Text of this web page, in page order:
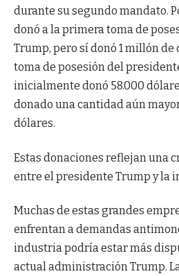
durante su segundo mandato.
donó a la primera toma de
Trump, pero sí donó 1 millón de
toma de posesión del
inicialmente donó 58.000
donado una cantidad aún
dólares.
Estas donaciones reflejan una
entre el presidente Trump y la
Muchas de estas grandes
enfrentan a demandas
industria podría estar más
actual administración Trump.